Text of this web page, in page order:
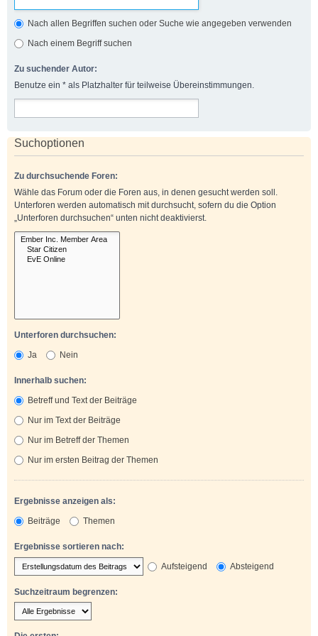
Nach allen Begriffen suchen oder Suche wie angegeben verwenden
Nach einem Begriff suchen
Zu suchender Autor:
Benutze ein * als Platzhalter für teilweise Übereinstimmungen.
Suchoptionen
Zu durchsuchende Foren:
Wähle das Forum oder die Foren aus, in denen gesucht werden soll.
Unterforen werden automatisch mit durchsucht, sofern du die Option
„Unterforen durchsuchen“ unten nicht deaktivierst.
Unterforen durchsuchen:
Ja
Nein
Innerhalb suchen:
Betreff und Text der Beiträge
Nur im Text der Beiträge
Nur im Betreff der Themen
Nur im ersten Beitrag der Themen
Ergebnisse anzeigen als:
Beiträge
Themen
Ergebnisse sortieren nach:
Aufsteigend
Absteigend
Suchzeitraum begrenzen: